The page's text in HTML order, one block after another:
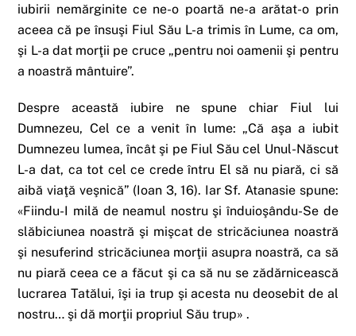
iubirii nemărginite ce ne-o poartă ne-a arătat-o prin
aceea că pe însuşi Fiul Său L-a trimis în Lume, ca om,
şi L-a dat morţii pe cruce „pentru noi oamenii şi pentru
a noastră mântuire”.
Despre această iubire ne spune chiar Fiul lui
Dumnezeu, Cel ce a venit în lume: „Că aşa a iubit
Dumnezeu lumea, încât şi pe Fiul Său cel Unul-Născut
L-a dat, ca tot cel ce crede întru El să nu piară, ci să
aibă viaţă veşnică” (Ioan 3, 16). Iar Sf. Atanasie spune:
«Fiindu-I milă de neamul nostru şi înduioşându-Se de
slăbiciunea noastră şi mişcat de stricăciunea noastră
şi nesuferind stricăciunea morţii asupra noastră, ca să
nu piară ceea ce a făcut şi ca să nu se zădărnicească
lucrarea Tatălui, îşi ia trup şi acesta nu deosebit de al
nostru… şi dă morţii propriul Său trup» .